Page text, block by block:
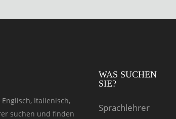
Italienisch,
suchen und finden
WAS SUCHEN
SIE?
Sprachlehrer